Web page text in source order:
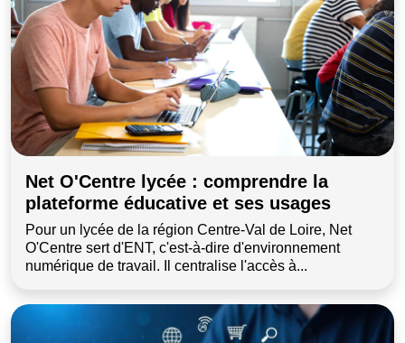
Net O'Centre lycée : comprendre la
plateforme éducative et ses usages
Pour un lycée de la région Centre-Val de Loire, Net
O'Centre sert d'ENT, c'est-à-dire d'environnement
numérique de travail. Il centralise l'accès à...